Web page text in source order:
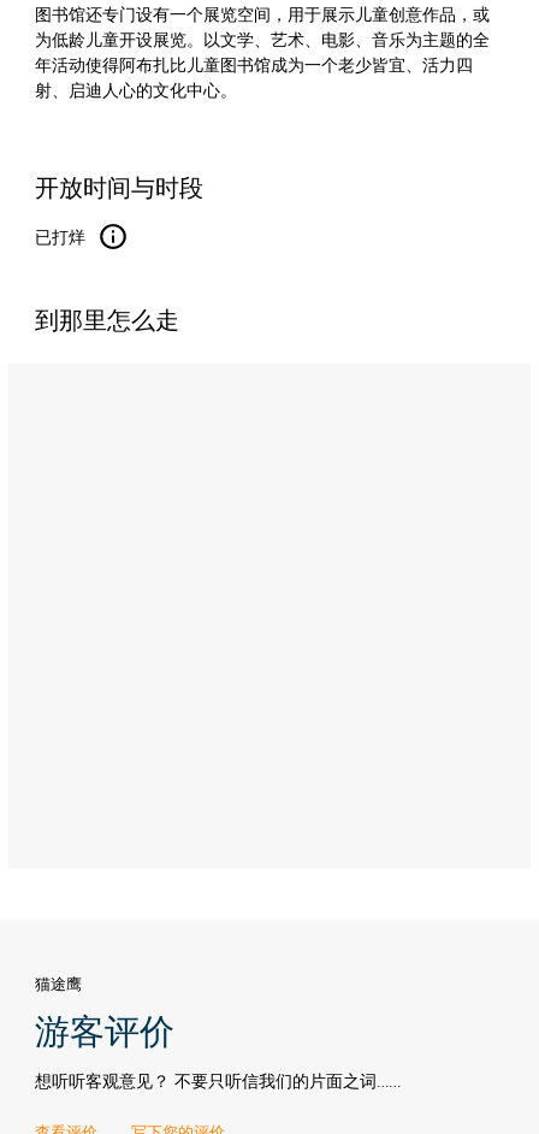
图书馆还专门设有一个展览空间，用于展示儿童创意作品，或
为低龄儿童开设展览。以文学、艺术、电影、音乐为主题的全
年活动使得阿布扎比儿童图书馆成为一个老少皆宜、活力四
射、启迪人心的文化中心。
开放时间与时段
已打烊
到那里怎么走
猫途鹰
游客评价
想听听客观意见？ 不要只听信我们的片面之词……